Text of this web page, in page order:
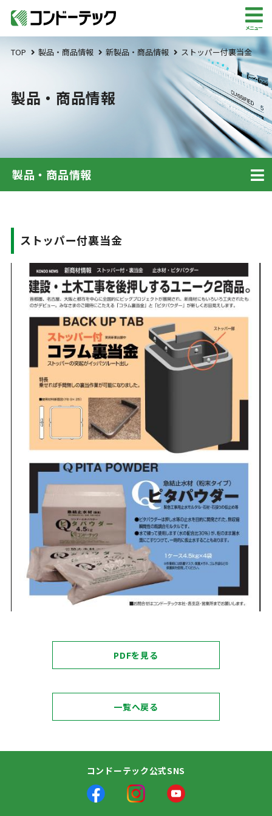
メニュー
TOP 製品・商品情報 新製品・商品情報 ストッパー付裏当金
製品・商品情報
製品・商品情報
ストッパー付裏当金
PDFを見る
一覧へ戻る
コンドーテック公式SNS